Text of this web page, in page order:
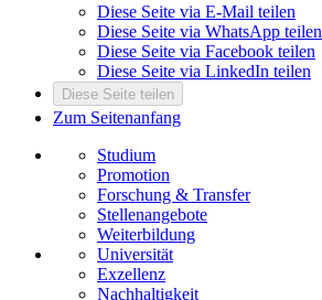
Diese Seite via E-Mail teilen
Diese Seite via WhatsApp teilen
Diese Seite via Facebook teilen
Diese Seite via LinkedIn teilen
Diese Seite teilen
Zum Seitenanfang
Studium
Promotion
Forschung & Transfer
Stellenangebote
Weiterbildung
Universität
Exzellenz
Nachhaltigkeit